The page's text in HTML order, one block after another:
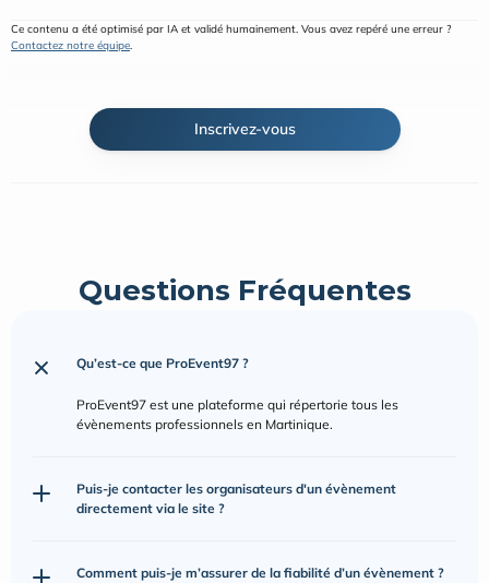
Inscrivez-vous
Contactez notre équipe.
Questions Fréquentes
Qu’est-ce que ProEvent97 ?
ProEvent97 est une plateforme qui répertorie tous les
évènements professionnels en Martinique.
Puis-je contacter les organisateurs d'un évènement
directement via le site ?
Comment puis-je m’assurer de la fiabilité d’un évènement ?